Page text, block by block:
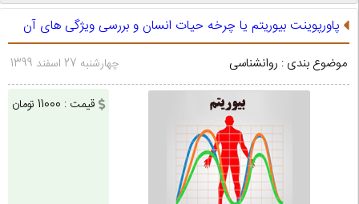
پاورپوینت بيوريتم یا چرخه حیات انسان و بررسی ویژگی های آن
موضوع بندی : روانشناسی چهارشنبه 27 اسفند 1399
قیمت : 11000 تومان